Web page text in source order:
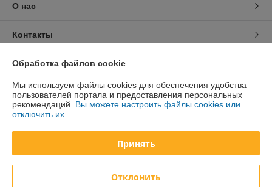
О нас
Контакты
Доставка и оплата
График работы
Полная версия сайта
Политика обработки cookies
Сайт создан на платформе Deal.by
Обработка файлов cookie
Мы используем файлы cookies для обеспечения удобства
пользователей портала и предоставления персональных
рекомендаций. Вы можете настроить файлы cookies или
отключить их.
Принять
Отклонить